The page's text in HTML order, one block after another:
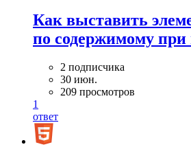
Как выставить
по содержимому при
2 подписчика
30 июн.
209 просмотров
1
ответ